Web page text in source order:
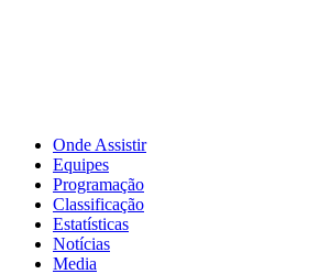
Onde Assistir
Equipes
Programação
Classificação
Estatísticas
Notícias
Media